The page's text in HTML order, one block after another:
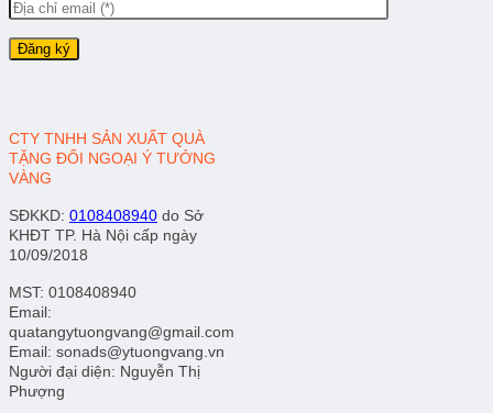
CTY TNHH SẢN XUẤT QUÀ
TẶNG ĐỐI NGOẠI Ý TƯỞNG
VÀNG
SĐKKD: 0108408940 do Sở
KHĐT TP. Hà Nội cấp ngày
10/09/2018
MST: 0108408940
Email:
quatangytuongvang@gmail.com
Email: sonads@ytuongvang.vn
Người đại diện: Nguyễn Thị
Phượng